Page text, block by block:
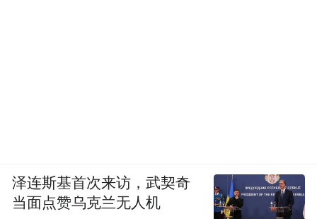
泽连斯基首次来访，武契奇
当面点赞乌克兰无人机